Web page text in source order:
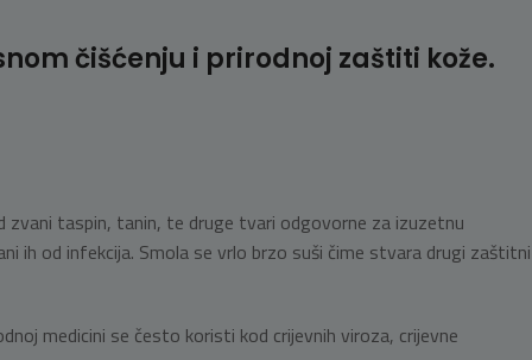
čišćenju i prirodnoj zaštiti kože.
zvani taspin, tanin, te druge tvari odgovorne za izuzetnu
ih od infekcija. Smola se vrlo brzo suši čime stvara drugi zaštitni
medicini se često koristi kod crijevnih viroza, crijevne